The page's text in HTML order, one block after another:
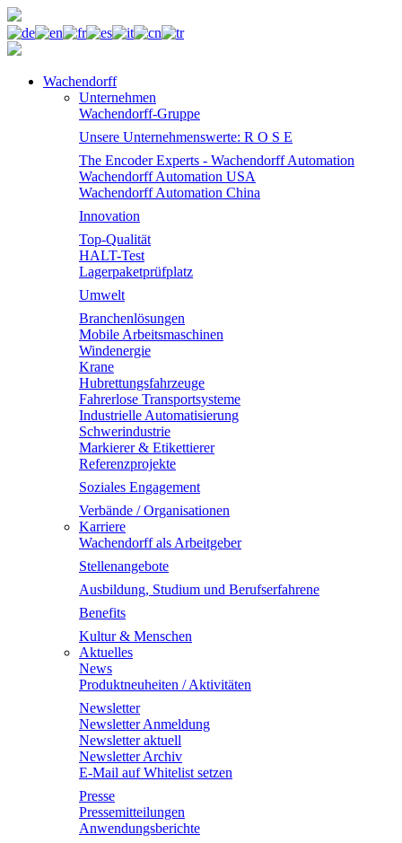
Wachendorff
Unternehmen
Wachendorff-Gruppe
Unsere Unternehmenswerte: R O S E
The Encoder Experts - Wachendorff Automation
Wachendorff Automation USA
Wachendorff Automation China
Innovation
Top-Qualität
HALT-Test
Lagerpaketprüfplatz
Umwelt
Branchenlösungen
Mobile Arbeitsmaschinen
Windenergie
Krane
Hubrettungsfahrzeuge
Fahrerlose Transportsysteme
Industrielle Automatisierung
Schwerindustrie
Markierer & Etikettierer
Referenzprojekte
Soziales Engagement
Verbände / Organisationen
Karriere
Wachendorff als Arbeitgeber
Stellenangebote
Ausbildung, Studium und Berufserfahrene
Benefits
Kultur & Menschen
Aktuelles
News
Produktneuheiten / Aktivitäten
Newsletter
Newsletter Anmeldung
Newsletter aktuell
Newsletter Archiv
E-Mail auf Whitelist setzen
Presse
Pressemitteilungen
Anwendungsberichte